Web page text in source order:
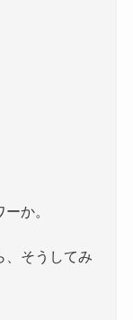
か。
、そうしてみ